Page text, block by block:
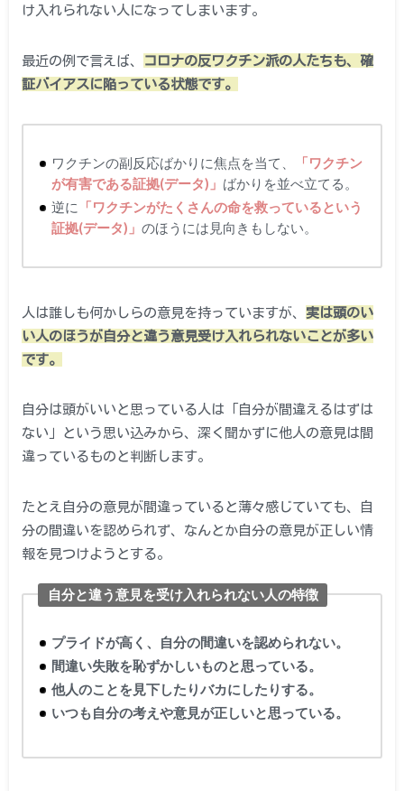
け入れられない人になってしまいます。
最近の例で言えば、
コロナの反ワクチン派の人たちも、確
証バイアスに陥っている状態です。
ワクチンの副反応ばかりに焦点を当て、
「ワクチン
が有害である証拠(データ)」 ばかりを並べ立てる。
逆に
「ワクチンがたくさんの命を救っているという
証拠(データ)」のほうには見向きもしない。
人は誰しも何かしらの意見を持っていますが、 実は頭のい
い人のほうが自分と違う意見受け入れられないことが多い
です。
自分は頭がいいと思っている人は「自分が間違えるはずは
ない」という思い込みから、深く聞かずに他人の意見は間
違っているものと判断します。
たとえ自分の意見が間違っていると薄々感じていても、自
分の間違いを認められず、なんとか自分の意見が正しい情
報を見つけようとする。
自分と違う意見を受け入れられない人の特徴
プライドが高く、自分の間違いを認められない。
間違い失敗を恥ずかしいものと思っている。
他人のことを見下したりバカにしたりする。
いつも自分の考えや意見が正しいと思っている。